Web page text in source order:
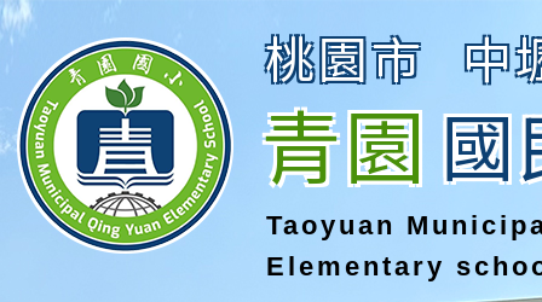
桃園市 中
青園國
Taoyuan
Elementary